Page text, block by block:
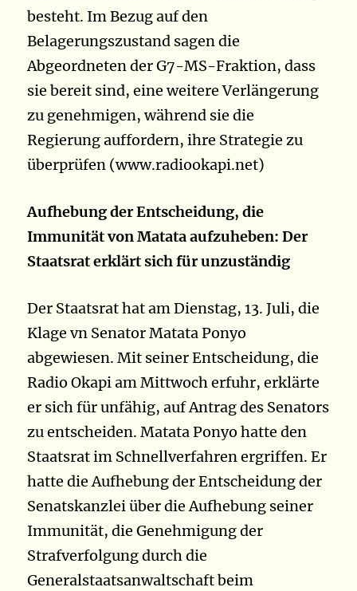
besteht. Im Bezug auf den
Belagerungszustand sagen die
Abgeordneten der G7-MS-Fraktion, dass
sie bereit sind, eine weitere Verlängerung
zu genehmigen, während sie die
Regierung auffordern, ihre Strategie zu
überprüfen (www.radiookapi.net)
Aufhebung der Entscheidung, die
Immunität von Matata aufzuheben: Der
Staatsrat erklärt sich für unzuständig
Der Staatsrat hat am Dienstag, 13. Juli, die
Klage vn Senator Matata Ponyo
abgewiesen. Mit seiner Entscheidung, die
Radio Okapi am Mittwoch erfuhr, erklärte
er sich für unfähig, auf Antrag des Senators
zu entscheiden. Matata Ponyo hatte den
Staatsrat im Schnellverfahren ergriffen. Er
hatte die Aufhebung der Entscheidung der
Senatskanzlei über die Aufhebung seiner
Immunität, die Genehmigung der
Strafverfolgung durch die
Generalstaatsanwaltschaft beim